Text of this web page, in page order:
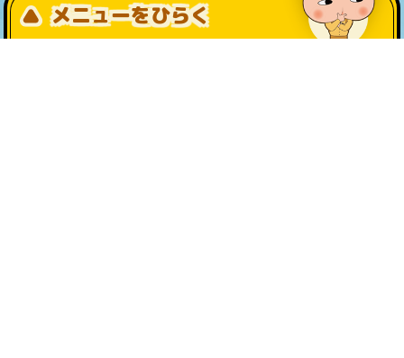
メニューをひらく
公式SNS一覧